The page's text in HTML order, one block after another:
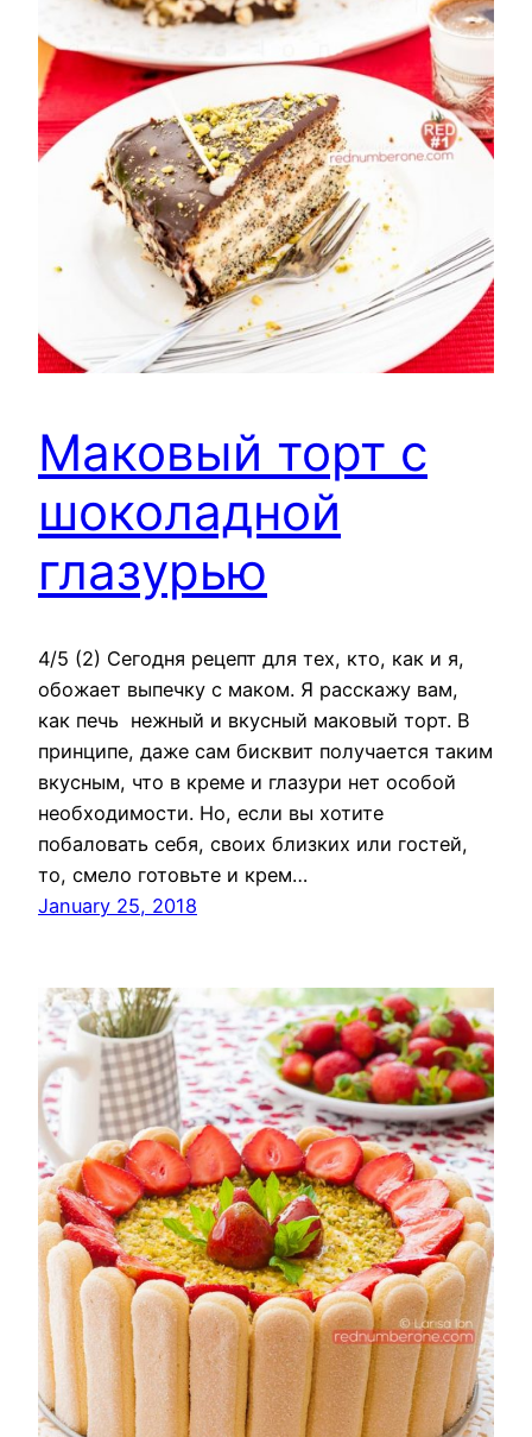
Маковый торт с
шоколадной
глазурью
4/5 (2) Сегодня рецепт для тех, кто, как и я,
обожает выпечку с маком. Я расскажу вам,
как печь нежный и вкусный маковый торт. В
принципе, даже сам бисквит получается таким
вкусным, что в креме и глазури нет особой
необходимости. Но, если вы хотите
побаловать себя, своих близких или гостей,
то, смело готовьте и крем…
January 25, 2018